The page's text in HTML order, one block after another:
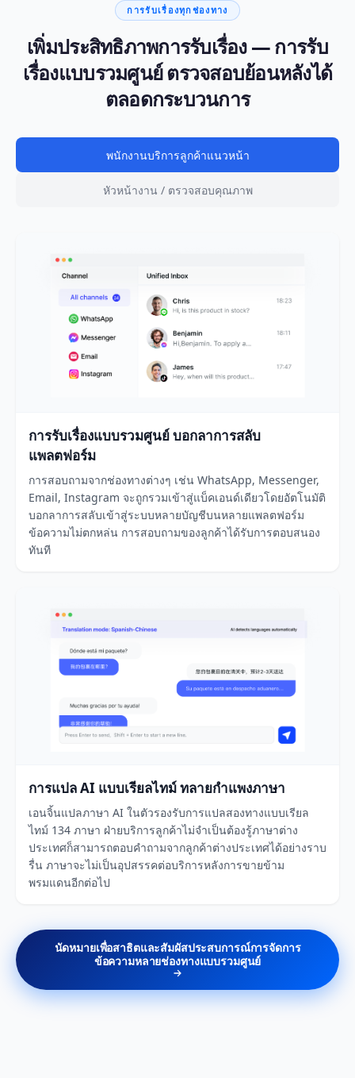
การรับเรื่องทุกช่องทาง
เพิ่มประสิทธิภาพการรับเรื่อง — การรับ
เรื่องแบบรวมศูนย์ ตรวจสอบย้อนหลังได้
ตลอดกระบวนการ
พนักงานบริการลูกค้าแนวหน้า
หัวหน้างาน / ตรวจสอบคุณภาพ
การรับเรื่องแบบรวมศูนย์ บอกลาการสลับ
แพลตฟอร์ม
การสอบถามจากช่องทางต่างๆ เช่น WhatsApp, Messenger,
Email, Instagram จะถูกรวมเข้าสู่แบ็คเอนด์เดียวโดยอัตโนมัติ
บอกลาการสลับเข้าสู่ระบบหลายบัญชีบนหลายแพลตฟอร์ม
ข้อความไม่ตกหล่น การสอบถามของลูกค้าได้รับการตอบสนอง
ทันที
การแปล AI แบบเรียลไทม์ ทลายกำแพงภาษา
เอนจิ้นแปลภาษา AI ในตัวรองรับการแปลสองทางแบบเรียล
ไทม์ 134 ภาษา ฝ่ายบริการลูกค้าไม่จำเป็นต้องรู้ภาษาต่าง
ประเทศก็สามารถตอบคำถามจากลูกค้าต่างประเทศได้อย่างราบ
รื่น ภาษาจะไม่เป็นอุปสรรคต่อบริการหลังการขายข้าม
พรมแดนอีกต่อไป
นัดหมายเพื่อสาธิตและสัมผัสประสบการณ์การจัดการ
ข้อความหลายช่องทางแบบรวมศูนย์